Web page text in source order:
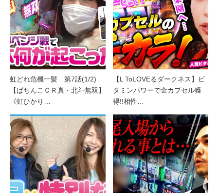
虹どれ危機一髪 第7話(1/2)
【ぱちんこＣＲ真・北斗無双】
《虹ひかり…
【L ToLOVEるダークネス】ビ
タミンパワーで金カプセル獲
得!!相性…